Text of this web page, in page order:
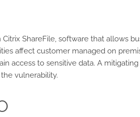
ShareFile, software that allows
affect customer managed on
access to sensitive data. A
vulnerability.